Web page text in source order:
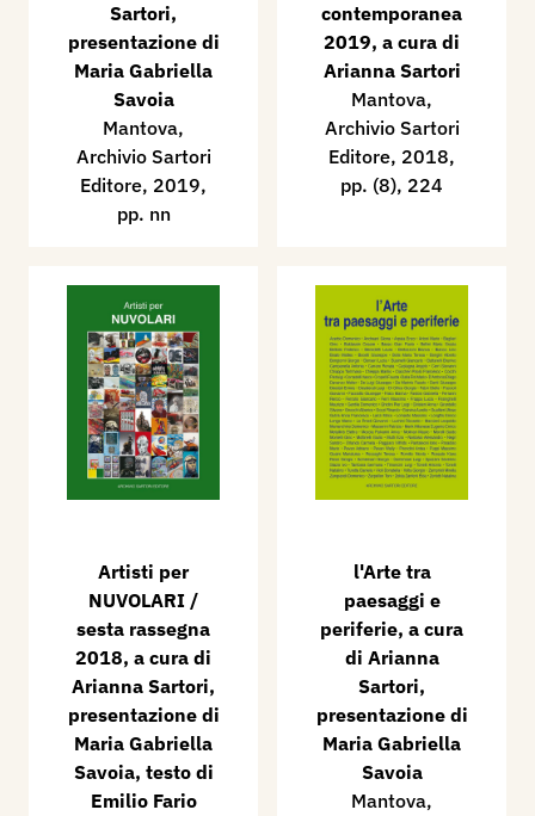
Sartori,
presentazione di
Maria Gabriella
Savoia
Mantova,
Archivio Sartori
Editore, 2019,
pp. nn
contemporanea
2019, a cura di
Arianna Sartori
Mantova,
Archivio Sartori
Editore, 2018,
pp. (8), 224
Artisti per
NUVOLARI /
sesta rassegna
2018, a cura di
Arianna Sartori,
presentazione di
Maria Gabriella
Savoia, testo di
Emilio Fario
l'Arte tra
paesaggi e
periferie, a cura
di Arianna
Sartori,
presentazione di
Maria Gabriella
Savoia
Mantova,